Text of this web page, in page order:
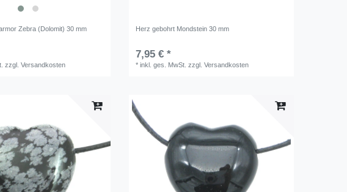
Zebra (Dolomit) 30 mm
zzgl.Versandkosten
Herz gebohrt Mondstein 30 mm
7,95 € *
*inkl. ges. MwSt. zzgl.Versandkosten